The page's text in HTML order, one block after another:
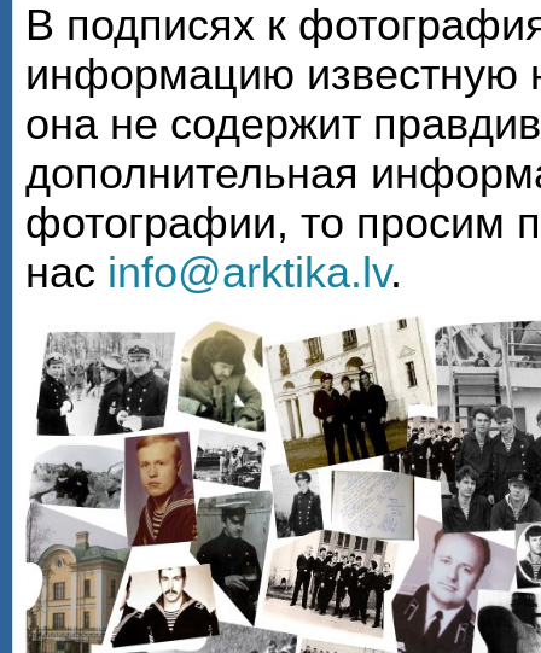
В подписях к
информацию известную
она не содержит
дополнительная
фотографии, то просим
нас info@arktika.lv.